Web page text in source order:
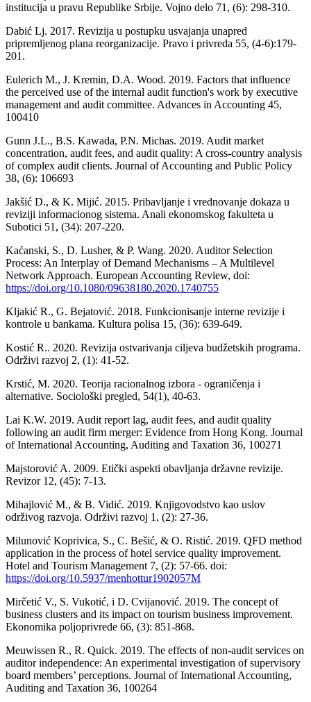
institucija u pravu Republike Srbije. Vojno delo 71, (6): 298-310.
Dabić Lj. 2017. Revizija u postupku usvajanja unapred
pripremljenog plana reorganizacije. Pravo i privreda 55, (4-6):179-
201.
Eulerich M., J. Kremin, D.A. Wood. 2019. Factors that influence
the perceived use of the internal audit function's work by executive
management and audit committee. Advances in Accounting 45,
100410
Gunn J.L., B.S. Kawada, P.N. Michas. 2019. Audit market
concentration, audit fees, and audit quality: A cross-country analysis
of complex audit clients. Journal of Accounting and Public Policy
38, (6): 106693
Jakšić D., & K. Mijić. 2015. Pribavljanje i vrednovanje dokaza u
reviziji informacionog sistema. Anali ekonomskog fakulteta u
Subotici 51, (34): 207-220.
Kaćanski, S., D. Lusher, & P. Wang. 2020. Auditor Selection
Process: An Interplay of Demand Mechanisms – A Multilevel
Network Approach. European Accounting Review, doi:
https://doi.org/10.1080/09638180.2020.1740755
Kljakić R., G. Bejatović. 2018. Funkcionisanje interne revizije i
kontrole u bankama. Kultura polisa 15, (36): 639-649.
Kostić R.. 2020. Revizija ostvarivanja ciljeva budžetskih programa.
Održivi razvoj 2, (1): 41-52.
Krstić, M. 2020. Teorija racionalnog izbora - ograničenja i
alternative. Sociološki pregled, 54(1), 40-63.
Lai K.W. 2019. Audit report lag, audit fees, and audit quality
following an audit firm merger: Evidence from Hong Kong. Journal
of International Accounting, Auditing and Taxation 36, 100271
Majstorović A. 2009. Etički aspekti obavljanja državne revizije.
Revizor 12, (45): 7-13.
Mihajlović M., & B. Vidić. 2019. Knjigovodstvo kao uslov
održivog razvoja. Održivi razvoj 1, (2): 27-36.
Milunović Koprivica, S., C. Bešić, & O. Ristić. 2019. QFD method
application in the process of hotel service quality improvement.
Hotel and Tourism Management 7, (2): 57-66. doi:
https://doi.org/10.5937/menhottur1902057M
Mirčetić V., S. Vukotić, i D. Cvijanović. 2019. The concept of
business clusters and its impact on tourism business improvement.
Ekonomika poljoprivrede 66, (3): 851-868.
Meuwissen R., R. Quick. 2019. The effects of non-audit services on
auditor independence: An experimental investigation of supervisory
board members’ perceptions. Journal of International Accounting,
Auditing and Taxation 36, 100264